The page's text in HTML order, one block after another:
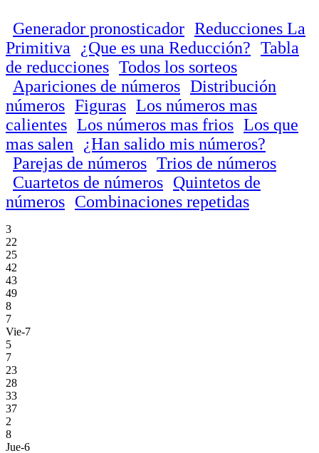
Generador pronosticador Reducciones La
Primitiva
¿Que es una Reducción? Tabla
de reducciones Todos los sorteos
Apariciones de números Distribución
números Figuras Los números mas
calientes Los números mas frios Los que
mas salen
¿Han salido mis números?
Parejas de números Trios de números
Cuartetos de números Quintetos de
números Combinaciones repetidas
3
22
25
42
43
49
8
7
Vie-7
5
7
23
28
33
37
2
8
Jue-6